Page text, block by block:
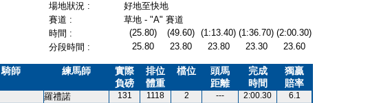
場地狀況 :
好地至快地
賽道 :
草地 - "A" 賽道
時間 : (25.80) (49.60) (1:13.40) (1:36.70) (2:00.30)
分段時間 :
25.80 23.80 23.80 23.30 23.60
騎師 練馬師
實際
負磅
排位
體重
檔位
頭馬
距離
完成
時間
獨贏
賠率
羅禮諾 131 1118 2 --- 2:00.30
6.1